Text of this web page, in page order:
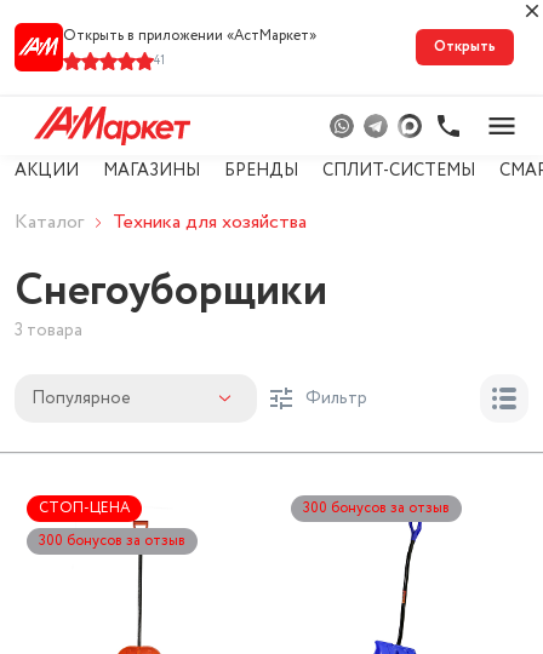
Открыть в приложении «АстМарке‪т‬»
41
Открыть
АКЦИИ МАГАЗИНЫ БРЕНДЫ СПЛИТ-СИСТЕМЫ
Каталог Техника для хозяйства
Снегоуборщики
3 товара
Популярное Фильтр
СТОП-ЦЕНА
300 бонусов за отзыв
300 бонусов за отзыв